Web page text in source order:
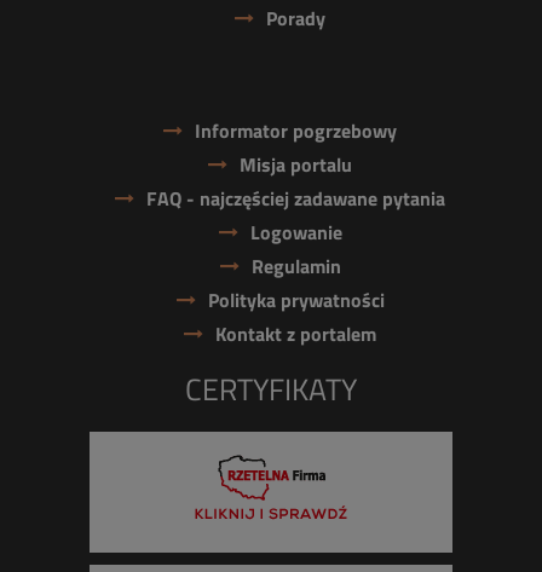
Porady
Informator pogrzebowy
Misja portalu
FAQ - najczęściej zadawane pytania
Logowanie
Regulamin
Polityka prywatności
Kontakt z portalem
CERTYFIKATY